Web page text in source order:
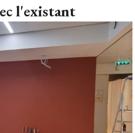
l'existant